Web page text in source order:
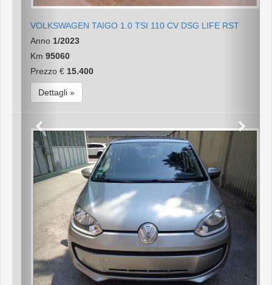
VOLKSWAGEN TAIGO 1.0 TSI 110 CV DSG LIFE RST
Anno 1/2023
Km 95060
Prezzo € 15.400
Dettagli »